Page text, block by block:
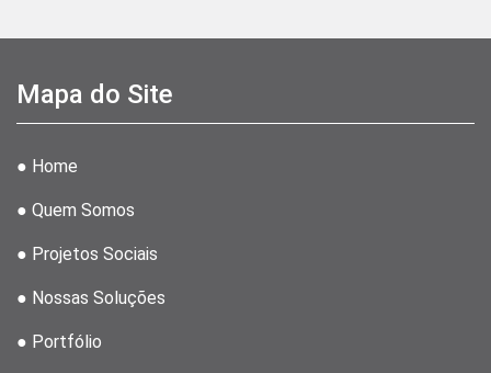
Mapa do Site
● Home
● Quem Somos
● Projetos Sociais
● Nossas Soluções
● Portfólio